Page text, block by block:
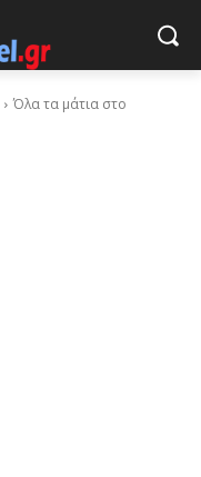
Όλα τα μάτια στο